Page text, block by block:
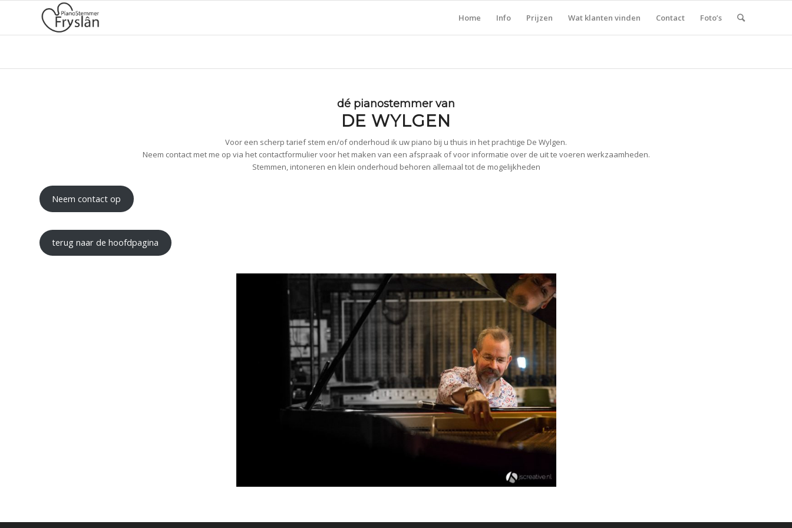
Home Info Prijzen Wat klanten vinden Contact Foto’s
dé pianostemmer van
DE WYLGEN
Voor een scherp tarief stem en/of onderhoud ik uw piano bij u thuis in het prachtige De Wylgen.
Neem contact met me op via het contactformulier voor het maken van een afspraak of voor informatie over de uit te voeren werkzaamheden.
Stemmen, intoneren en klein onderhoud behoren allemaal tot de mogelijkheden
Neem contact op
terug naar de hoofdpagina